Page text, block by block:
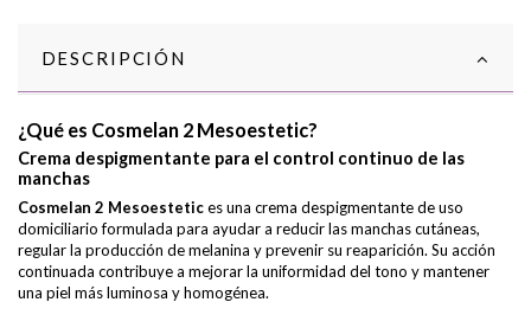
DESCRIPCIÓN
¿Qué es Cosmelan 2 Mesoestetic?
Crema despigmentante para el control continuo de las
manchas
Cosmelan 2 Mesoestetices una crema despigmentante de uso
domiciliario formulada para ayudar a reducir las manchas cutáneas,
regular la producción de melanina y prevenir su reaparición. Su acción
continuada contribuye a mejorar la uniformidad del tono y mantener
una piel más luminosa y homogénea.